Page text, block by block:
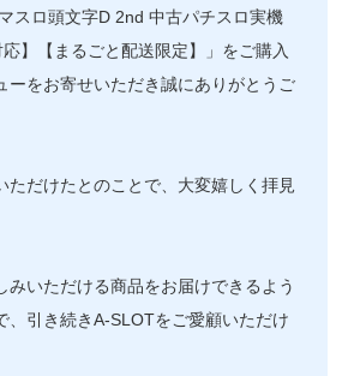
スロ頭文字D 2nd 中古パチスロ実機
応】【まるごと配送限定】」をご購入
ーをお寄せいただき誠にありがとうご
ただけたとのことで、大変嬉しく拝見
みいただける商品をお届けできるよう
、引き続きA-SLOTをご愛顧いただけ